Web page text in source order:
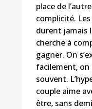
place de
complicité.
durent jamais
cherche à
gagner. On
facilement, on
souvent.
couple aime
être, sans